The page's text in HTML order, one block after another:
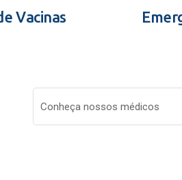
Vacinas
Conheça nossos médicos